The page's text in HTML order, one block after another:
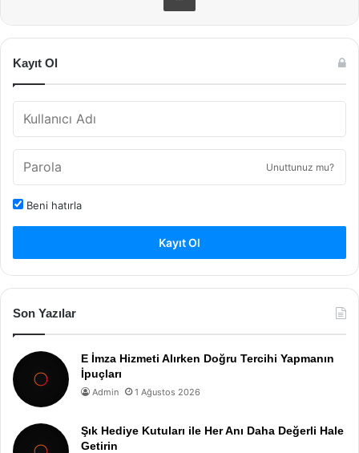
Kayıt Ol
Unuttunuz mu?
Beni hatırla
Kayıt Ol
Son Yazılar
E İmza Hizmeti Alırken Doğru Tercihi Yapmanın
İpuçları
Admin 1 Ağustos 2026
Şık Hediye Kutuları ile Her Anı Daha Değerli Hale
Getirin